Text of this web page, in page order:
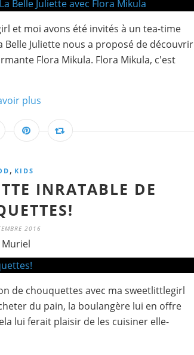
et moi avons été invités à un tea-time
Belle Juliette nous a proposé de découvrir
Flora Mikula. Flora Mikula, c'est
plus
, KIDS
INRATABLE DE
2016
Muriel
de chouquettes avec ma sweetlittlegirl
du pain, la boulangère lui en offre
lui ferait plaisir de les cuisiner elle-